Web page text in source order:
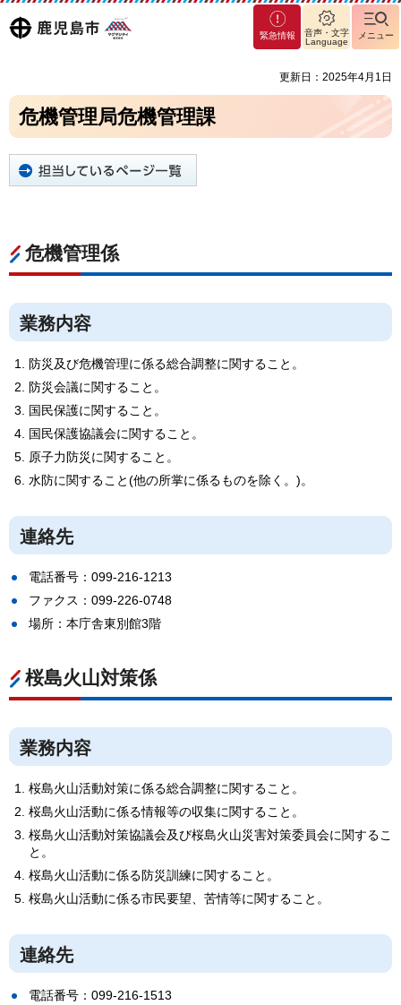
鹿児島
マグ
マシ
緊急情報
音声・文字
Language
メニュー
更新日：2025年4月1日
危機管理局危機管理課
危機管理係
業務内容
防災及び危機管理に係る総合調整に関すること。
防災会議に関すること。
国民保護に関すること。
国民保護協議会に関すること。
原子力防災に関すること。
水防に関すること(他の所掌に係るものを除く。)。
連絡先
電話番号：099-216-1213
ファクス：099-226-0748
場所：本庁舎東別館3階
桜島火山対策係
業務内容
桜島火山活動対策に係る総合調整に関すること。
桜島火山活動に係る情報等の収集に関すること。
桜島火山活動対策協議会及び桜島火山災害対策委員会に関するこ
と。
桜島火山活動に係る防災訓練に関すること。
桜島火山活動に係る市民要望、苦情等に関すること。
連絡先
電話番号：099-216-1513